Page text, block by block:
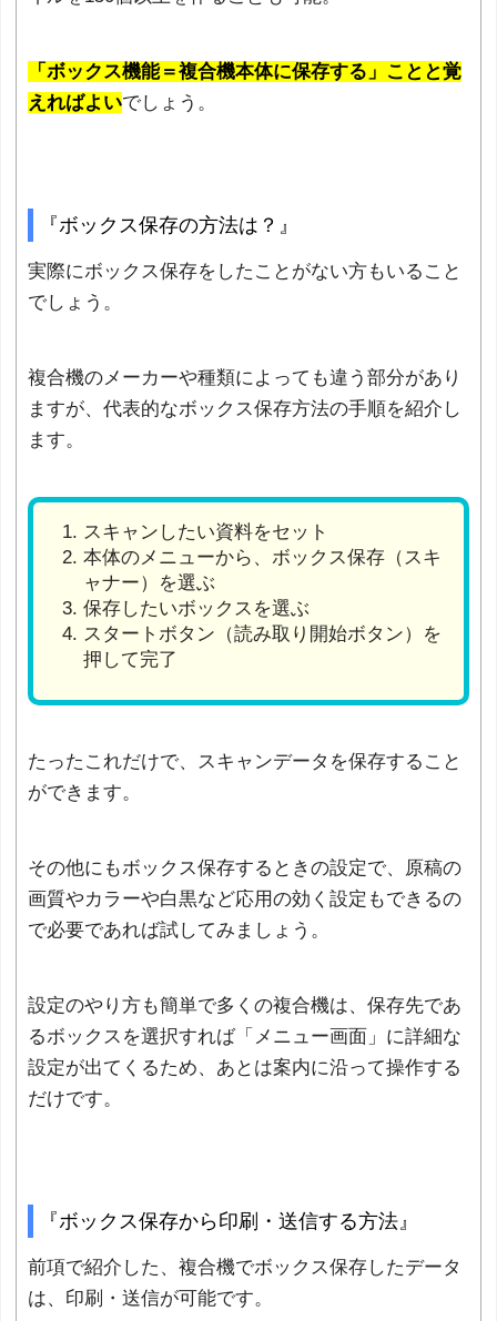
「ボックス機能＝複合機本体に保存する」ことと覚
えればよいでしょう。
『ボックス保存の方法は？』
実際にボックス保存をしたことがない方もいること
でしょう。
複合機のメーカーや種類によっても違う部分があり
ますが、代表的なボックス保存方法の手順を紹介し
ます。
スキャンしたい資料をセット
本体のメニューから、ボックス保存（スキ
ャナー）を選ぶ
保存したいボックスを選ぶ
スタートボタン（読み取り開始ボタン）を
押して完了
たったこれだけで、スキャンデータを保存すること
ができます。
その他にもボックス保存するときの設定で、原稿の
画質やカラーや白黒など応用の効く設定もできるの
で必要であれば試してみましょう。
設定のやり方も簡単で多くの複合機は、保存先であ
るボックスを選択すれば「メニュー画面」に詳細な
設定が出てくるため、あとは案内に沿って操作する
だけです。
『ボックス保存から印刷・送信する方法』
前項で紹介した、複合機でボックス保存したデータ
は、印刷・送信が可能です。